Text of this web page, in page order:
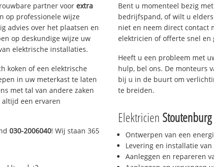
partner voorextra
op professionele wijze
advies over het plaatsen en
op deskundige wijze uw
elektrische installaties.
koken of een elektrische
in uw meterkast te laten
met tal van andere zaken
een ervaren
030-2006040! Wij staan 365
Bent u momenteel bezig
bedrijfspand, of wilt u
niet en neem direct contact
elektricien of offerte snel en
Heeft u een probleem met
hulp, bel ons. De monteurs
bij u in de buurt om
te breiden.
Elektricien Stoutenburg
Ontwerpen van een
Levering en installatie
Aanleggen en repareren